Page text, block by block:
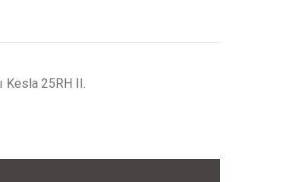
25RH II.